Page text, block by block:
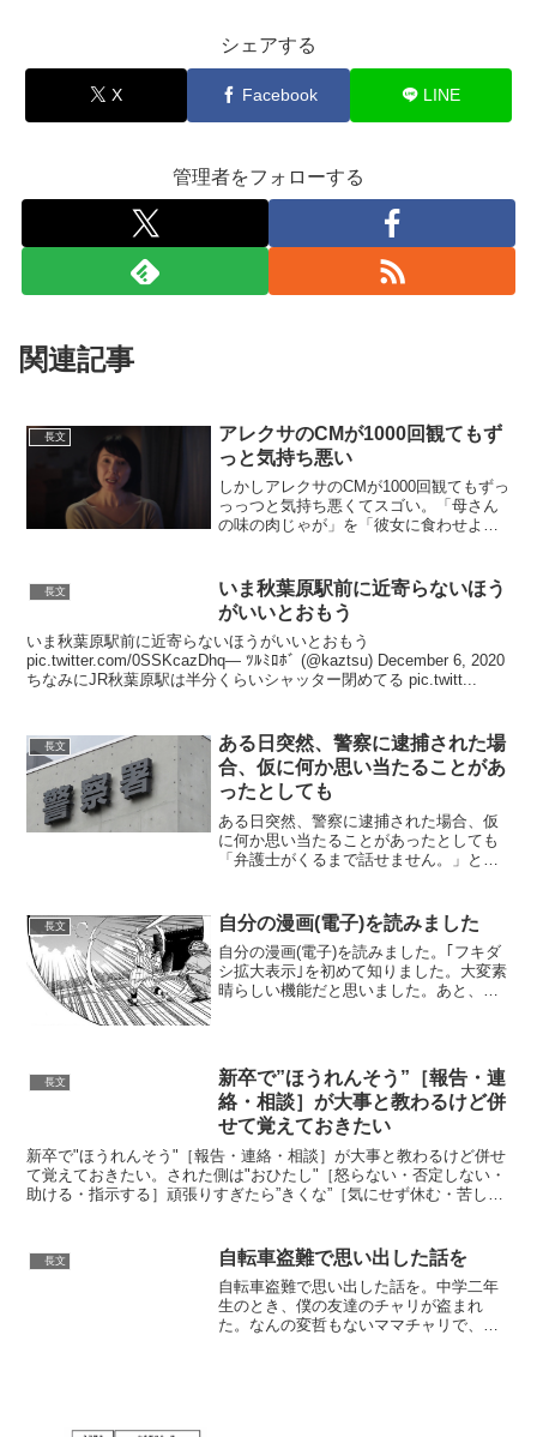
シェアする
X Facebook LINE
管理者をフォローする
関連記事
長文
アレクサのCMが1000回観てもず
っと気持ち悪い
しかしアレクサのCMが1000回観てもずっ
っっつと気持ち悪くてスゴい。「母さん
の味の肉じゃが」を「彼女に食わせよう
てるのに「ガチャ切りするコミュ障」、
「デートのプレイリ...
長文
いま秋葉原駅前に近寄らないほう
がいいとおもう
いま秋葉原駅前に近寄らないほうがいいとおもう
pic.twitter.com/0SSKcazDhq— ﾂﾙﾐﾛﾎﾞ (@kaztsu) December 6, 2020
ちなみにJR秋葉原駅は半分くらいシャッター閉めてる pic.twitt...
長文
ある日突然、警察に逮捕された場
合、仮に何か思い当たることがあ
ったとしても
ある日突然、警察に逮捕された場合、仮
に何か思い当たることがあったとしても
「弁護士がくるまで話せません。」と言
弁護士のあてがない場合は「当番弁護士
をお願いします。」とだけ...
長文 自分の漫画(電子)を読みました
自分の漫画(電子)を読みました。｢フキダ
シ拡大表示｣を初めて知りました。大変素
晴らしい機能だと思いました。あと、今
長文
新卒で”ほうれんそう”［報告・連
絡・相談］が大事と教わるけど併
せて覚えておきたい
新卒で"ほうれんそう"［報告・連絡・相談］が大事と教わるけど併せ
て覚えておきたい。された側は"おひたし"［怒らない・否定しない・
助ける・指示する］頑張りすぎたら”きくな”［気にせず休む・苦しい
長文 自転車盗難で思い出した話を
自転車盗難で思い出した話を。中学二年
生のとき、僕の友達のチャリが盗まれ
た。なんの変哲もないママチャリで、今